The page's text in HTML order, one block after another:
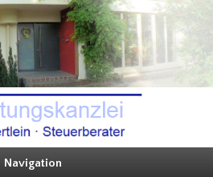
C.T. Hertlein
Navigation